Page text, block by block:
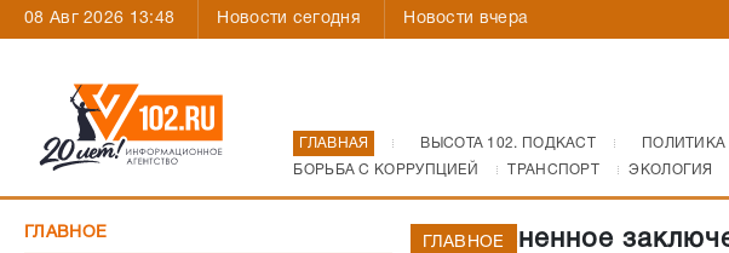
08 Авг 2026 13:48 Новости сегодня Новости вчера
ГЛАВНАЯ ВЫСОТА 102. ПОДКАСТ ПОЛИТИКА
БОРЬБА С КОРРУПЦИЕЙ
ТРАНСПОРТ ЭКОЛОГИЯ
ГЛАВНОЕ
Пожизненное
ГЛАВНОЕ